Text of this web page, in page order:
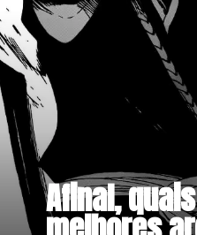
Afinal,